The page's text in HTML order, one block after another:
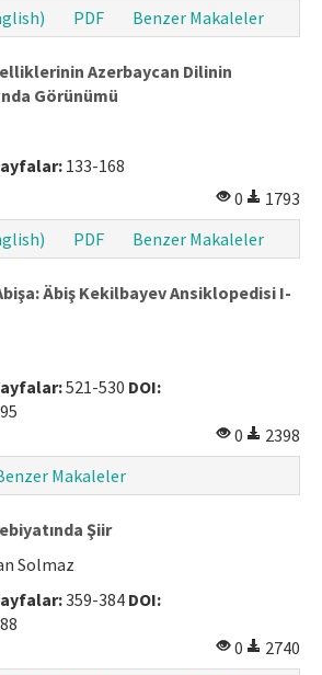
PDF Benzer Makaleler
Azerbaycan Dilinin
Görünümü
133-168
0
1793
PDF Benzer Makaleler
Äbiş Kekilbayev Ansiklopedisi I-
521-530 DOI:
0
2398
Makaleler
Şiir
Solmaz
359-384 DOI:
0
2740